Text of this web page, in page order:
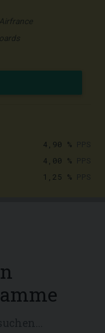
4,90 %
4,00 %
1,25 %